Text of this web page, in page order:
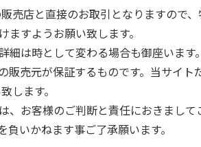
売店と直接のお取引となりますので
すようお願い致します。
は時として変わる場合も御座います。
販売元が保証するものです。当サイト
します。
、お客様のご判断と責任におきまして
いかねます事ご了承願います。